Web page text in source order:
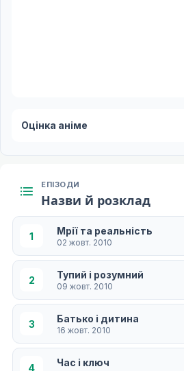
Оцінка аніме
ЕПІЗОДИ
Назви й розклад
1 Мрії та реальність
02 жовт. 2010
2 Тупий і розумний
09 жовт. 2010
3 Батько і дитина
16 жовт. 2010
4 Час і ключ